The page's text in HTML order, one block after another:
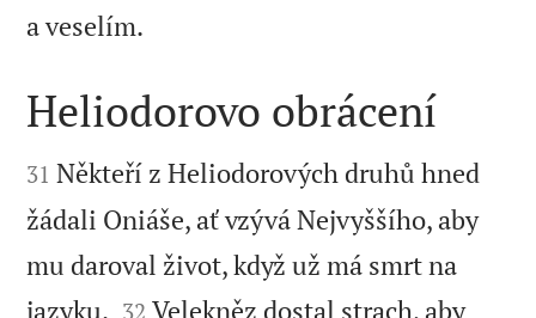
a veselím.

Heliodorovo obrácení

31 Někteří z Heliodorových druhů hned
žádali Oniáše, ať vzývá Nejvyššího, aby
mu daroval život, když už má smrt na
jazyku. 

32 Velekněz dostal strach, aby